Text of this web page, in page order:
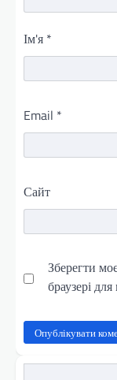
Ім'я *
Email *
Сайт
Зберегти
браузері